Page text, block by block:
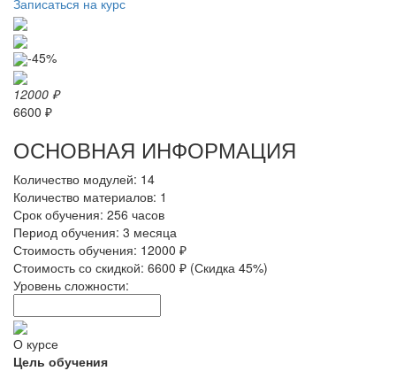
Записаться на курс
-45%
12000 ₽
6600 ₽
ОСНОВНАЯ ИНФОРМАЦИЯ
Количество модулей: 14
Количество материалов: 1
Срок обучения: 256 часов
Период обучения: 3 месяца
Стоимость обучения: 12000 ₽
Стоимость со скидкой: 6600 ₽ (Скидка 45%)
Уровень сложности:
О курсе
Цель обучения